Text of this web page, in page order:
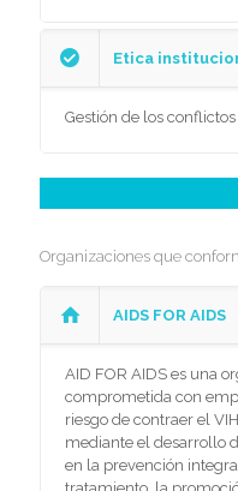
Etica
Gestión de los
Organizaciones que
AIDS FOR AIDS
AID FOR AIDS es una
comprometida con
riesgo de contraer el
mediante el desarrollo
en la prevención